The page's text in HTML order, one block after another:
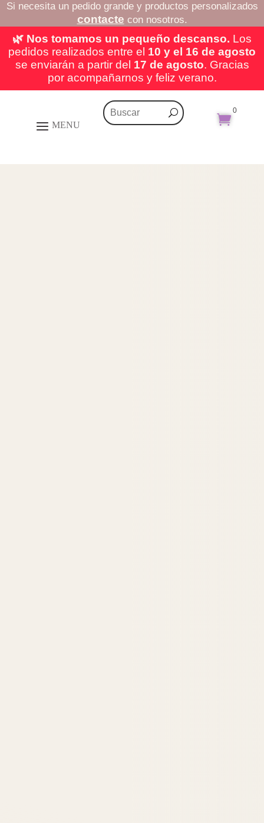
Si necesita un pedido grande y productos personalizados
contacte con nosotros.
🌿 Nos tomamos un pequeño descanso. Los
pedidos realizados entre el 10 y el 16 de agosto
se enviarán a partir del 17 de agosto. Gracias
por acompañarnos y feliz verano.

0